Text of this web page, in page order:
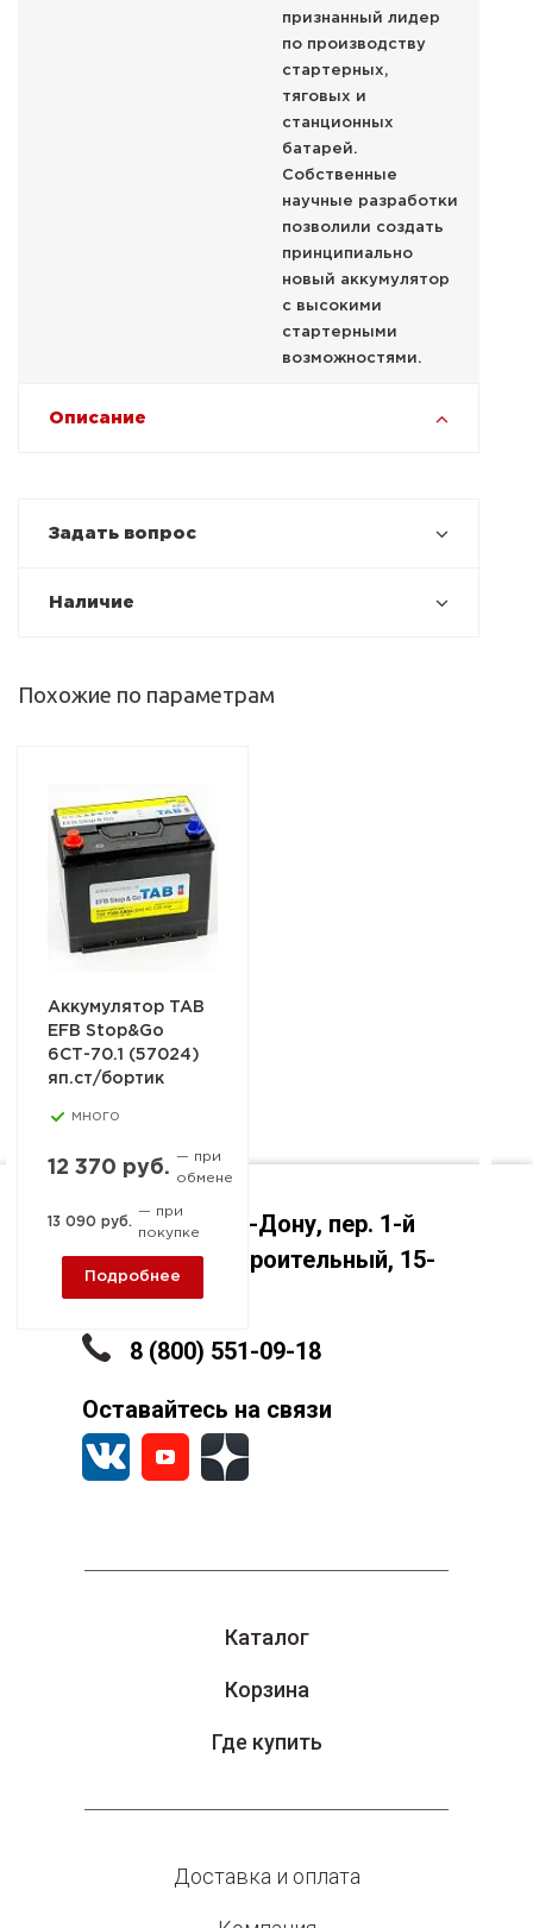
признанный лидер
по производству
стартерных,
тяговых и
станционных
батарей.
Собственные
научные разработки
позволили создать
принципиально
новый аккумулятор
с высокими
стартерными
возможностями.
Описание
Задать вопрос
Наличие
Похожие по параметрам
Аккумулятор TAB
EFB Stop&Go
6СТ-70.1 (57024)
яп.ст/бортик
много
12 370 руб.
— при
обмене
13 090 руб.
— при
покупке
Подробнее
Каталог
Корзина
Где купить
Доставка и оплата
Ростов-на-Дону, пер. 1-й
Машиностроительный, 15-
А
8 (800) 551-09-18
Оставайтесь на связи